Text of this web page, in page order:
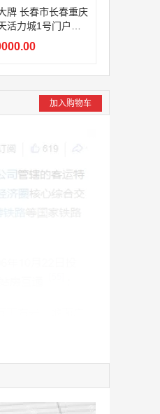
长春重庆
活力城1号门户外
放
加入购物车